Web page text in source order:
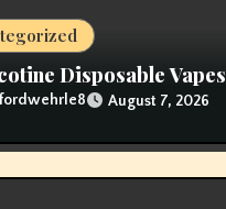
Disposable Vapes
August 7, 2026